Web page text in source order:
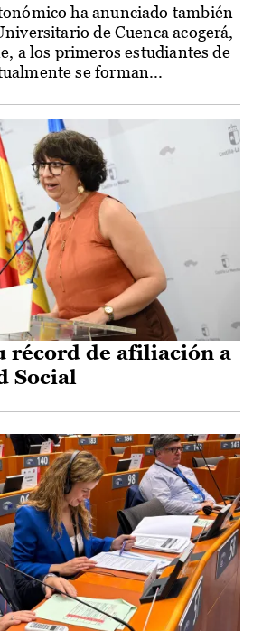
ha anunciado también
de Cuenca acogerá,
a los primeros estudiantes de
se forman...
récord de afiliación a
Social